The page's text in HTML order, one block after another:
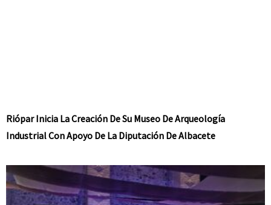
Riópar Inicia La Creación De Su Museo De Arqueología
Industrial Con Apoyo De La Diputación De Albacete